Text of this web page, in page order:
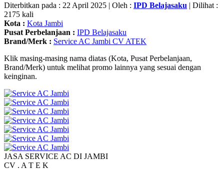
Diterbitkan pada : 22 April 2025 | Oleh : IPD Belajasaku | Dilihat :
2175 kali
Kota : Kota Jambi
Pusat Perbelanjaan : IPD Belajasaku
Brand/Merk : Service AC Jambi CV ATEK
Klik masing-masing nama diatas (Kota, Pusat Perbelanjaan,
Brand/Merk) untuk melihat promo lainnya yang sesuai dengan
keinginan.
JASA SERVICE AC DI JAMBI
CV . A T E K